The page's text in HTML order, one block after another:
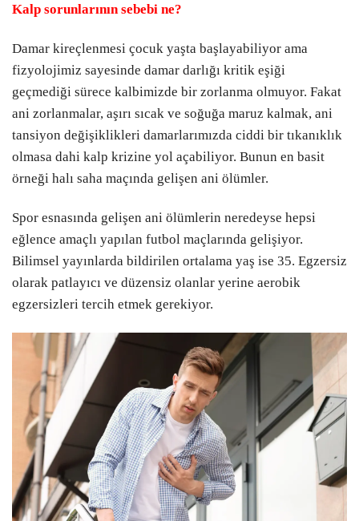
Kalp sorunlarının sebebi ne?
Damar kireçlenmesi çocuk yaşta başlayabiliyor ama
fizyolojimiz sayesinde damar darlığı kritik eşiği
geçmediği sürece kalbimizde bir zorlanma olmuyor. Fakat
ani zorlanmalar, aşırı sıcak ve soğuğa maruz kalmak, ani
tansiyon değişiklikleri damarlarımızda ciddi bir tıkanıklık
olmasa dahi kalp krizine yol açabiliyor. Bunun en basit
örneği halı saha maçında gelişen ani ölümler.
Spor esnasında gelişen ani ölümlerin neredeyse hepsi
eğlence amaçlı yapılan futbol maçlarında gelişiyor.
Bilimsel yayınlarda bildirilen ortalama yaş ise 35. Egzersiz
olarak patlayıcı ve düzensiz olanlar yerine aerobik
egzersizleri tercih etmek gerekiyor.